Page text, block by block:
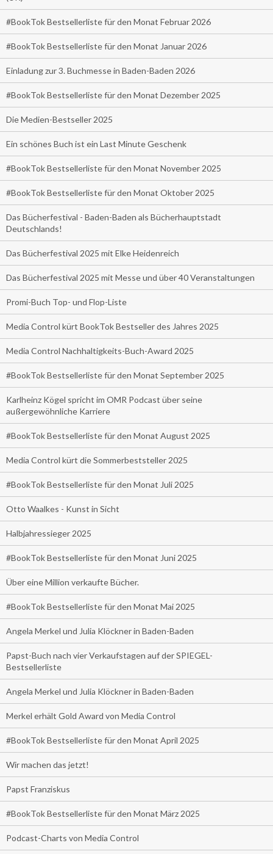
#BookTok Bestsellerliste für den Monat Februar 2026
#BookTok Bestsellerliste für den Monat Januar 2026
Einladung zur 3. Buchmesse in Baden-Baden 2026
#BookTok Bestsellerliste für den Monat Dezember 2025
Die Medien-Bestseller 2025
Ein schönes Buch ist ein Last Minute Geschenk
#BookTok Bestsellerliste für den Monat November 2025
#BookTok Bestsellerliste für den Monat Oktober 2025
Das Bücherfestival - Baden-Baden als Bücherhauptstadt
Deutschlands!
Das Bücherfestival 2025 mit Elke Heidenreich
Das Bücherfestival 2025 mit Messe und über 40 Veranstaltungen
Promi-Buch Top- und Flop-Liste
Media Control kürt BookTok Bestseller des Jahres 2025
Media Control Nachhaltigkeits-Buch-Award 2025
#BookTok Bestsellerliste für den Monat September 2025
Karlheinz Kögel spricht im OMR Podcast über seine
außergewöhnliche Karriere
#BookTok Bestsellerliste für den Monat August 2025
Media Control kürt die Sommerbeststeller 2025
#BookTok Bestsellerliste für den Monat Juli 2025
Otto Waalkes - Kunst in Sicht
Halbjahressieger 2025
#BookTok Bestsellerliste für den Monat Juni 2025
Über eine Million verkaufte Bücher.
#BookTok Bestsellerliste für den Monat Mai 2025
Angela Merkel und Julia Klöckner in Baden-Baden
Papst-Buch nach vier Verkaufstagen auf der SPIEGEL-
Bestsellerliste
Angela Merkel und Julia Klöckner in Baden-Baden
Merkel erhält Gold Award von Media Control
#BookTok Bestsellerliste für den Monat April 2025
Wir machen das jetzt!
Papst Franziskus
#BookTok Bestsellerliste für den Monat März 2025
Podcast-Charts von Media Control